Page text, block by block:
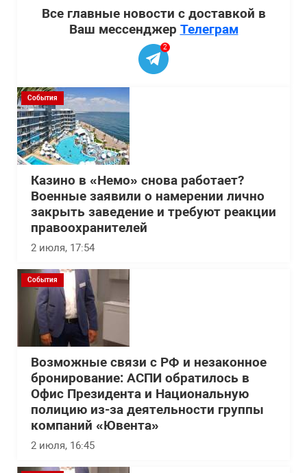
Все главные новости с доставкой в
Ваш мессенджер Телеграм
2
События
Казино в «Немо» снова работает?
Военные заявили о намерении лично
закрыть заведение и требуют реакции
правоохранителей
2 июля, 17:54
События
Возможные связи с РФ и незаконное
бронирование: АСПИ обратилось в
Офис Президента и Национальную
полицию из-за деятельности группы
компаний «Ювента»
2 июля, 16:45